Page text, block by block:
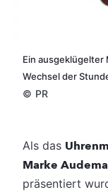
Ein ausgeklügelter
Wechsel der
© PR
Als das
Marke
präsentiert